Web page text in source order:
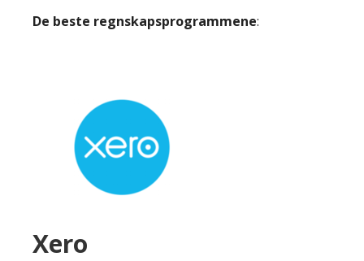
De beste regnskapsprogrammene:
Xero